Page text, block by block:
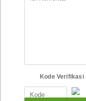
Kode Verifikasi